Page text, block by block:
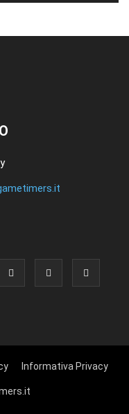
Informativa Privacy